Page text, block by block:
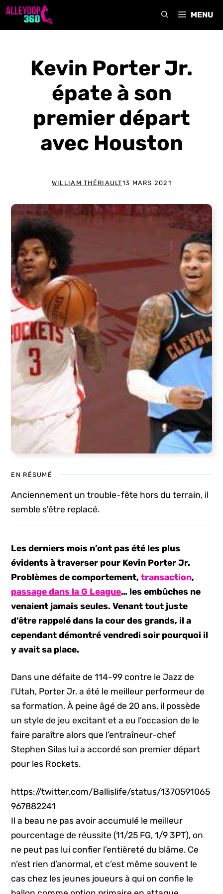
Aller
MENU
Kevin Porter Jr.
épate à son
premier départ
avec Houston
WILLIAM THÉRIAULT13 MARS 2021
EN RÉSUMÉ
Anciennement un trouble-fête hors du terrain, il
semble s'être replacé.
Les derniers mois n’ont pas été les plus
évidents à traverser pour Kevin Porter Jr.
Problèmes de comportement,transaction,
passage dans la G League… les embûches ne
venaient jamais seules. Venant tout juste
d’être rappelé dans la cour des grands, il a
cependant démontré vendredi soir pourquoi il
y avait sa place.
Dans une défaite de 114-99 contre le Jazz de
l’Utah, Porter Jr. a été le meilleur performeur de
sa formation. À peine âgé de 20 ans, il possède
un style de jeu excitant et a eu l’occasion de le
faire paraître alors que l’entraîneur-chef
Stephen Silas lui a accordé son premier départ
pour les Rockets.
https://twitter.com/Ballislife/status/1370591065
967882241
Il a beau ne pas avoir accumulé le meilleur
pourcentage de réussite (11/25 FG, 1/9 3PT), on
ne peut pas lui confier l’entièreté du blâme. Ce
n’est rien d’anormal, et c’est même souvent le
cas chez les jeunes joueurs à qui on confie le